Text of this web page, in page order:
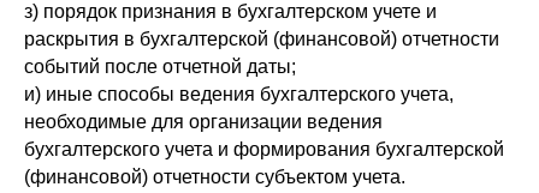
з) порядок признания в бухгалтерском учете и
раскрытия в бухгалтерской (финансовой) отчетности
событий после отчетной даты;
и) иные способы ведения бухгалтерского учета,
необходимые для организации ведения
бухгалтерского учета и формирования бухгалтерской
(финансовой) отчетности субъектом учета.